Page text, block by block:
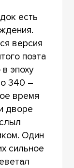
есть
версия
поэта
эпоху
340 –
время
дворе
Один
сильное